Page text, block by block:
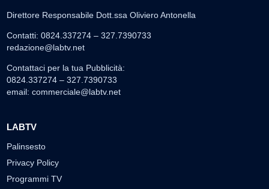
Direttore Responsabile Dott.ssa Oliviero Antonella
Contatti: 0824.337274 – 327.7390733
redazione@labtv.net
Contattaci per la tua Pubblicità:
0824.337274 – 327.7390733
email: commerciale@labtv.net
LABTV
Palinsesto
Privacy Policy
Programmi TV